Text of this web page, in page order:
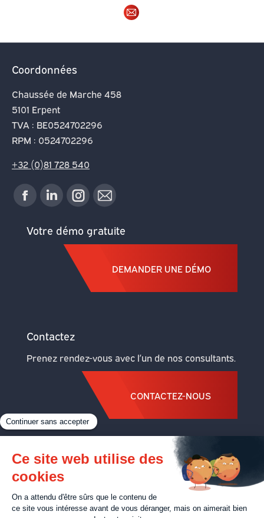
E-
Coordonnées
Chaussée de Marche 458
5101 Erpent
TVA : BE0524702296
RPM : 0524702296
+32 (0)81 728 540
Trouvez nous
La
page
Facebook
nouvelle
fenêtre
La
page
LinkedIn
s'ouvre
nouvelle
fenêtre
La
page
s'ouvre
dans
fenêtre
La
page
mail
s'ouvre
nouvelle
fenêtre
Votre démo gratuite
DEMANDER UNE DÉMO
Contactez
Prenez rendez-vous avec l’un de nos consultants.
CONTACTEZ-NOUS